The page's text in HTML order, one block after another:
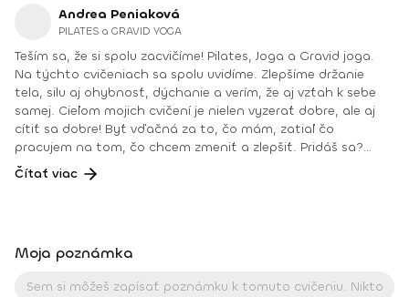
Andrea Peniaková
PILATES a GRAVID YOGA
Teším sa, že si spolu zacvičíme! Pilates, Joga a Gravid joga.
Na týchto cvičeniach sa spolu uvidíme. Zlepšíme držanie
tela, silu aj ohybnosť, dýchanie a verím, že aj vzťah k sebe
samej. Cieľom mojich cvičení je nielen vyzerať dobre, ale aj
cítiť sa dobre! Byť vďačná za to, čo mám, zatiaľ čo
pracujem na tom, čo chcem zmeniť a zlepšiť. Pridáš sa?
Teším sa na teba na online lekciách vo Fitshakeri, aj vo
Fitshaker podcaste! Taktiež osobne na mojich hodinách v
@andrea_mindfulflow Dosiahnuté vzdelanie: • Špecializačný
IYN certificate – Mindfulness Yoga Instructor (mesačný
Čítať viac
Moja poznámka